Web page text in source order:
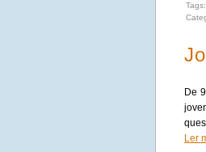
Tags:
De
Ler